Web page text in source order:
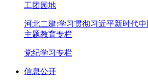
工团园地
河北二建:学习贯彻习近平新时代
主题教育专栏
党纪学习专栏
信息公开